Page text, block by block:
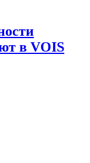
в VOIS